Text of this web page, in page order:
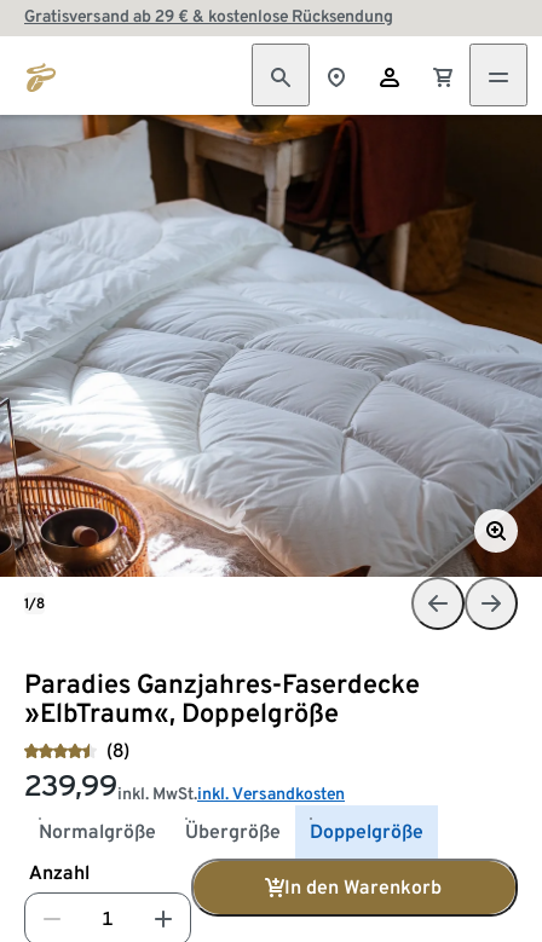
Gratisversand ab 29 € & kostenlose Rücksendung
Paradies Ganzjahres-Faserdecke
»ElbTraum«, Doppelgröße
(8)
239,99inkl. MwSt.inkl. Versandkosten
Normalgröße Übergröße
Doppelgröße
Anzahl
In den Warenkorb
1/8